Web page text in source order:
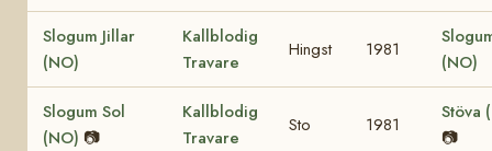
Slogum Jillar
(NO)
Kallblodig
Travare
Hingst 1981
(NO)
Slogum Sol
(NO) 📷
Kallblodig
Travare
Sto 1981
Stöva
📷